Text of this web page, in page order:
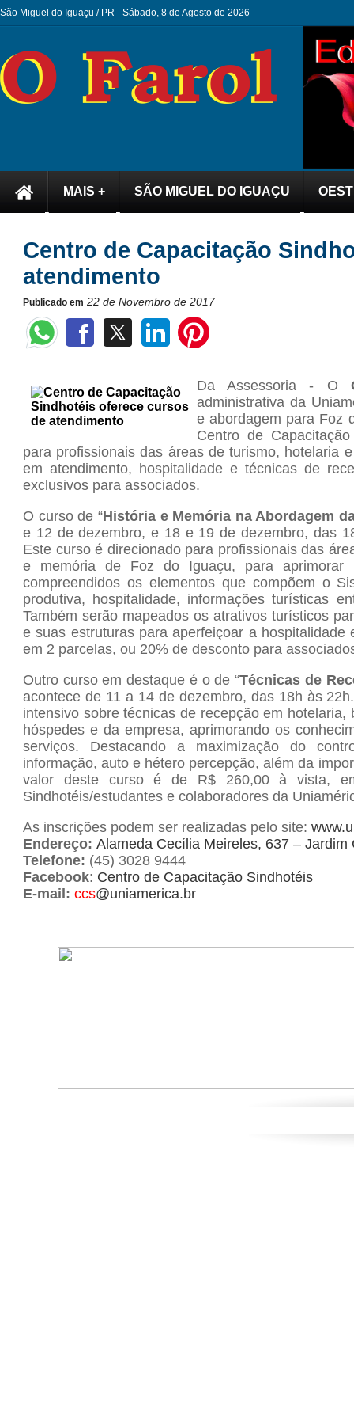
São Miguel do Iguaçu / PR - Sábado, 8 de Agosto de 2026
MAIS + SÃO MIGUEL DO IGUAÇU
Centro de Capacitação
atendimento
Publicado em 22 de Novembro de 2017
Da Assessoria - O
administrativa da
e abordagem para Foz
Centro de
para profissionais das áreas de turismo, hotelaria
em atendimento, hospitalidade e técnicas de
exclusivos para associados.
O curso de “História e Memória na Abordagem
e 12 de dezembro, e 18 e 19 de dezembro, das
Este curso é direcionado para profissionais das
e memória de Foz do Iguaçu, para aprimorar
compreendidos os elementos que compõem o
produtiva, hospitalidade, informações turísticas
Também serão mapeados os atrativos turísticos
e suas estruturas para aperfeiçoar a
em 2 parcelas, ou 20% de desconto para
Outro curso em destaque é o de “Técnicas de
acontece de 11 a 14 de dezembro, das 18h às
intensivo sobre técnicas de recepção em
hóspedes e da empresa, aprimorando os
serviços. Destacando a maximização do
informação, auto e hétero percepção, além da
valor deste curso é de R$ 260,00 à vista,
Sindhotéis/estudantes e colaboradores da
As inscrições podem ser realizadas pelo site:
Endereço: Alameda Cecília Meireles, 637 – Jardim
Telefone: (45) 3028 9444
Facebook: Centro de Capacitação Sindhotéis
E-mail: ccs@uniamerica.br